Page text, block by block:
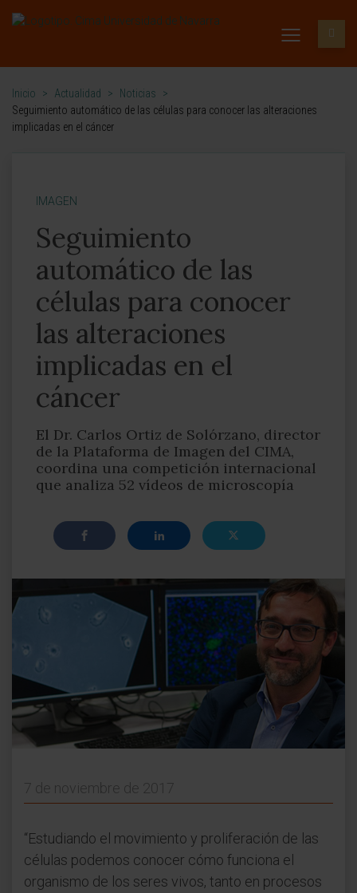
Inicio > Actualidad > Noticias
>
Seguimiento automático de las células para conocer las alteraciones
implicadas en el cáncer
IMAGEN
Seguimiento
automático de las
células para conocer
las alteraciones
implicadas en el
cáncer
El Dr. Carlos Ortiz de Solórzano, director
de la Plataforma de Imagen del CIMA,
coordina una competición internacional
que analiza 52 vídeos de microscopía
7 de noviembre de 2017
“Estudiando el movimiento y proliferación de las
células podemos conocer cómo funciona el
organismo de los seres vivos, tanto en procesos